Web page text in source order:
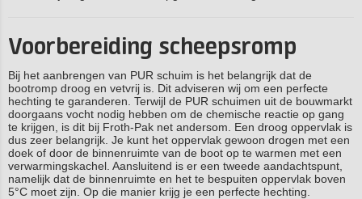
Voorbereiding scheepsromp
Bij het aanbrengen van PUR schuim is het belangrijk dat de
bootromp droog en vetvrij is. Dit adviseren wij om een perfecte
hechting te garanderen. Terwijl de PUR schuimen uit de bouwmarkt
doorgaans vocht nodig hebben om de chemische reactie op gang
te krijgen, is dit bij Froth-Pak net andersom. Een droog oppervlak is
dus zeer belangrijk. Je kunt het oppervlak gewoon drogen met een
doek of door de binnenruimte van de boot op te warmen met een
verwarmingskachel. Aansluitend is er een tweede aandachtspunt,
namelijk dat de binnenruimte en het te bespuiten oppervlak boven
5°C moet zijn. Op die manier krijg je een perfecte hechting.